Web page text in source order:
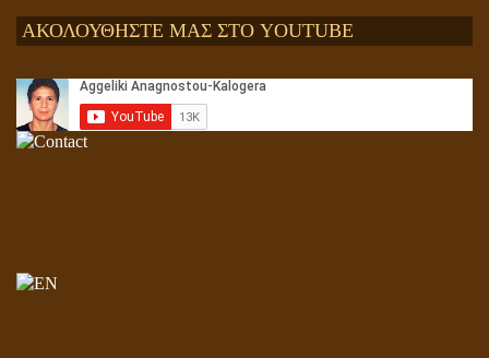
Αληθής και επίπλαστη πνευματικότητα
ΑΚΟΛΟΥΘΗΣΤΕ ΜΑΣ ΣΤΟ YOUTUBE